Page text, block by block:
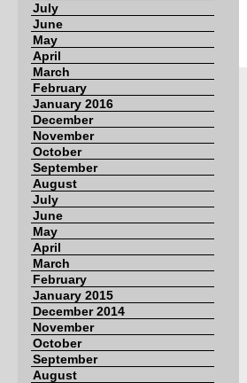
July
June
May
April
March
February
January 2016
December
November
October
September
August
July
June
May
April
March
February
January 2015
December 2014
November
October
September
August